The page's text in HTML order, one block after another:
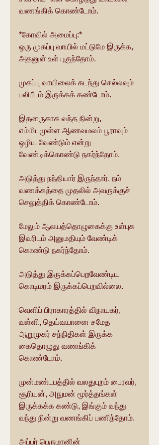
வணங்கிக் கொண்டோம்.
*கோவில் அமைப்பு:*
ஒரு முகப்பு வாயில் மட்டுமே இருக்க,
அதனுள் உள் புகுந்தோம்.
முகப்பு வாயிலைக் கடந்து செல்லவும்
பலிபீடம் இருக்கக் கண்டோம்.
இதனருகாக வந்த நின்று,
எம்மிடமுள்ள ஆணவமலம் பூராவும்
ஒழிய வேண்டும் என்று
வேண்டிக்கொண்டு நகர்ந்தோம்.
அடுத்து நந்தியார் இருந்தார். நம்
வணக்கத்தை முதலில் அவருக்குச்
செலுத்திக் கொண்டோம்.
மேலும் ஆலயத்தொழுகைக்கு உள்புக
இவரிடம் அனுமதியும் வேண்டிக்
கொண்டு நகர்ந்தோம்.
அடுத்து இருக்கப்பெறவேண்டிய
கொடிமரம் இருக்கப்பெறவில்லை.
வெளிப் பிராகாரத்தில் விநாயகர்,
வள்ளி, தெய்வயானை சமேத
ஆறுமுகர் சந்நிதிகள் இருக்க
கைதொழுது வணங்கிக்
கொண்டோம்.
முன்மண்டபத்தில் வலதுபுறம் பைரவர்,
சூரியன், அநுமன் மூர்த்தங்கள்
இருக்கக்க கண்டு, இங்கும் வந்து
வந்து நின்று வணங்கிப் பணிந்தோம்.
அப்பர் பெருமானின்